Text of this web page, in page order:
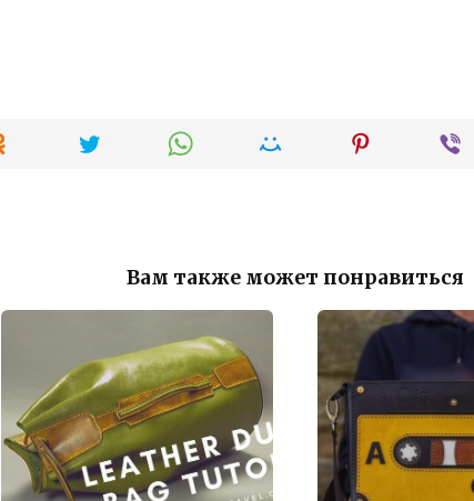
Вам также может понравиться